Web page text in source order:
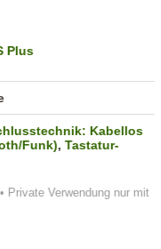
Private Verwendung nur mit
Plus
Kabellos
Funk),Tastatur-